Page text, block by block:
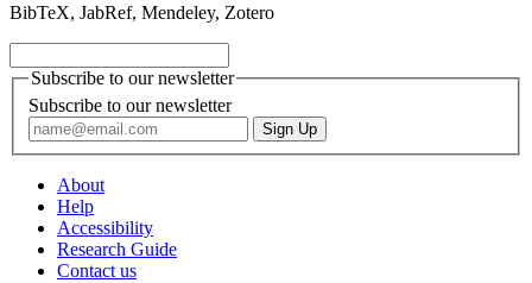
BibTeX, JabRef, Mendeley, Zotero
Subscribe to our newsletter
Subscribe to our newsletter
About
Help
Accessibility
Research Guide
Contact us